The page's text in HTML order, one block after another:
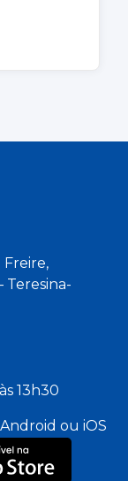
Freire,
Teresina-
13h30
ou iOS